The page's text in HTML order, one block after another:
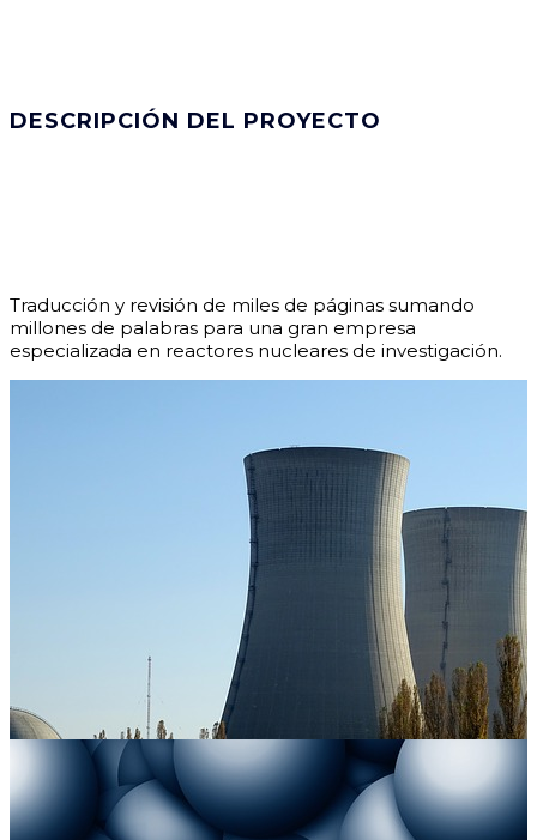
DESCRIPCIÓN DEL PROYECTO
Traducción y revisión de miles de páginas sumando
millones de palabras para una gran empresa
especializada en reactores nucleares de investigación.